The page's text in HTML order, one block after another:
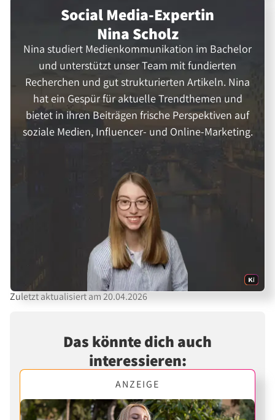
Social Media-Expertin
Nina Scholz
Nina studiert Medienkommunikation im Bachelor
und unterstützt unser Team mit fundierten
Recherchen und gut strukturierten Artikeln. Nina
hat ein Gespür für aktuelle Trendthemen und
bietet in ihren Beiträgen frische Perspektiven auf
soziale Medien, Influencer- und Online-Marketing.
Zuletzt aktualisiert am 20.04.2026
Das könnte dich auch
interessieren:
ANZEIGE